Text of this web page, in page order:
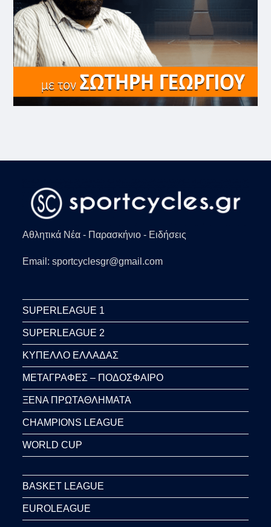
Αθλητικά Νέα - Παρασκήνιο - Ειδήσεις
Email: sportcyclesgr@gmail.com
SUPERLEAGUE 1
SUPERLEAGUE 2
ΚΥΠΕΛΛΟ ΕΛΛΑΔΑΣ
ΜΕΤΑΓΡΑΦΕΣ – ΠΟΔΟΣΦΑΙΡΟ
ΞΕΝΑ ΠΡΩΤΑΘΛΗΜΑΤΑ
CHAMPIONS LEAGUE
WORLD CUP
BASKET LEAGUE
EUROLEAGUE